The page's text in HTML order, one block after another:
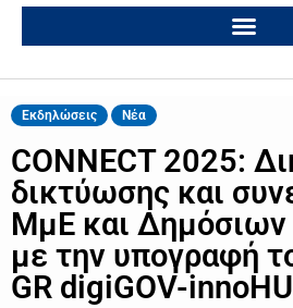
Εκδηλώσεις Νέα
CONNECT 2025:
δικτύωσης και
ΜμΕ και
με την υπογραφή
GR digiGOV-